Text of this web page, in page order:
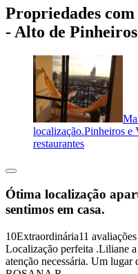
Propriedades com
- Alto de Pinheiros
localização.Pinheiros e
restaurantes
Ótima localização
sentimos em casa.
10Extraordinária11 avaliações
Localização perfeita .Liliane
atenção necessária. Um lugar